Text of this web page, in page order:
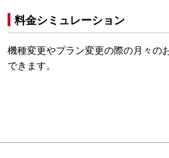
料金シミュレーション
機種変更やプラン変更の際の月々の
できます。